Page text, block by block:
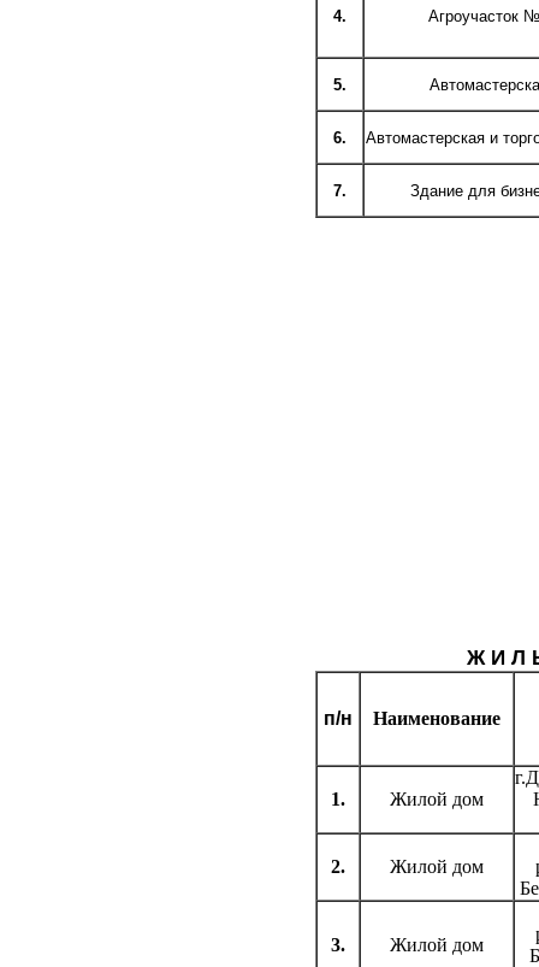
4. Агроучасток
5.
6. Автомастерская и
7. Здание для
Ж И Л
п/н Наименование
1. Жилой дом
2. Жилой дом
3. Жилой дом